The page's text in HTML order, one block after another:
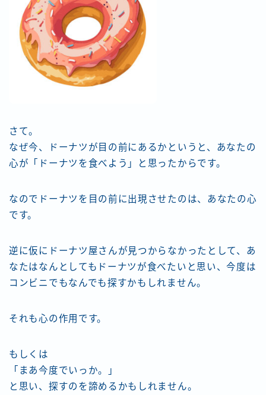
さて。
なぜ今、ドーナツが目の前にあるかというと、あなたの
心が「ドーナツを食べよう」と思ったからです。
なのでドーナツを目の前に出現させたのは、あなたの心
です。
逆に仮にドーナツ屋さんが見つからなかったとして、あ
なたはなんとしてもドーナツが食べたいと思い、今度は
コンビニでもなんでも探すかもしれません。
それも心の作用です。
もしくは
「まあ今度でいっか。」
と思い、探すのを諦めるかもしれません。